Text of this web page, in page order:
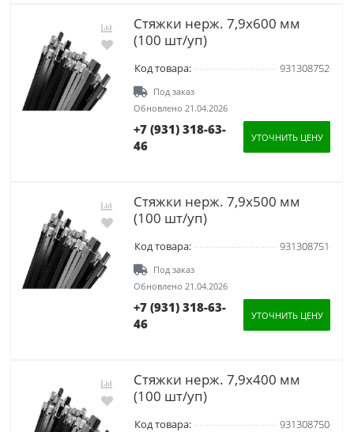
Стяжки нерж. 7,9х600 мм
(100 шт/уп)
Код товара: 931308752
Под заказ
Обновлено 21.04.2026
+7 (931) 318-63-
46
УТОЧНИТЬ ЦЕНУ
Стяжки нерж. 7,9х500 мм
(100 шт/уп)
Код товара: 931308751
Под заказ
Обновлено 21.04.2026
+7 (931) 318-63-
46
УТОЧНИТЬ ЦЕНУ
Стяжки нерж. 7,9х400 мм
(100 шт/уп)
Код товара: 931308750